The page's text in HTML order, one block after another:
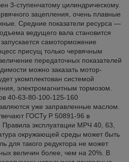
3-ступенчатому цилиндрическому.
зацепления, очень плавные
Средние показатели ресурса —
ведущего вала становится
самоторможение
присущ только червячным
передаточных показателей
можно заказать мотор-
укомплектован системой
электромагнитным тормозом.
40-63-80-100-125-160
уже заправленные маслом.
ГОСТу Р 50891-96 в
эксплуатации МРЧ 40, 63,
окружающей среды может быть
для такого редуктора не может
величин более, чем на 20%. В